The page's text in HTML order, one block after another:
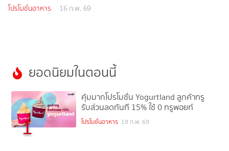
โปรโมชั่นอาหาร 16 ก.พ. 69
ยอดนิยมในตอนนี้
1
คุ้มมากโปรโมชั่น Yogurtland ลูกค้าทรู
รับส่วนลดทันที 15% ใช้ 0 ทรูพอยท์
โปรโมชั่นอาหาร 18 ก.พ. 69